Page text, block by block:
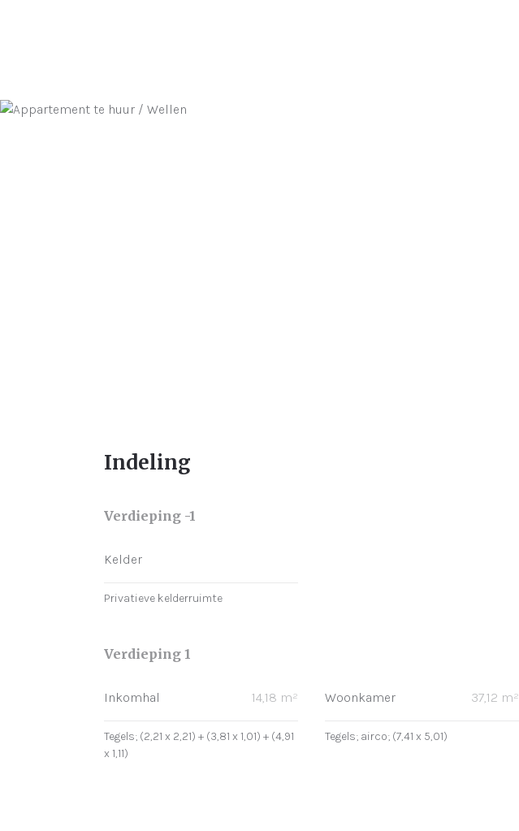
Indeling
Verdieping -1
Kelder
Privatieve kelderruimte
Verdieping 1
Inkomhal 14,18 m²
Tegels; (2,21 x 2,21) + (3,81 x 1,01) + (4,91
x 1,11)
Woonkamer 37,12 m²
Tegels; airco; (7,41 x 5,01)